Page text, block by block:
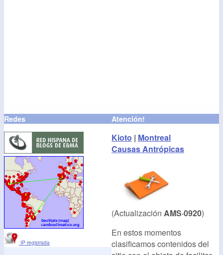
Redes
IP registrada
Atención!
Kioto | Montreal
Causas Antrópicas
(Actualización AMS·0920)
En estos momentos
clasificamos contenidos del